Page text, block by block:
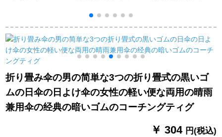
りたたみた傘晴雨兼
用ミニベロシリズ
ラダイル屋根雨覆い
防风カバーバUV伞ア
プレップAタワーの鉄
骨フレイム黒＋前雨
カーンテン
大型プレゼ傘、創意
晴雨兼用傘、風に強
い折り畳み傘、オレ
骨黒
折り畳み伞の男の简単な3つの折り畳式の黒いゴ
ムの日伞の日よけ伞の女性の軽い便な両用の晴雨
兼用伞の经典の暗いゴムのコーチングティグ
￥ 304 円(税込)